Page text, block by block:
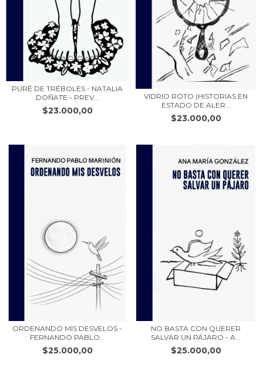
PURÉ DE TRÉBOLES - NATALIA
DOÑATE - PREV...
$23.000,00
VIDRIO ROTO (HISTORIAS EN
ESTADO DE ALER...
$23.000,00
ORDENANDO MIS DESVELOS -
FERNANDO PABLO...
$25.000,00
NO BASTA CON QUERER
SALVAR UN PÁJARO - A...
$25.000,00